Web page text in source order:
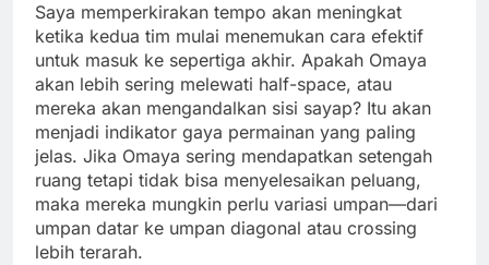
Saya memperkirakan tempo akan meningkat
ketika kedua tim mulai menemukan cara efektif
untuk masuk ke sepertiga akhir. Apakah Omaya
akan lebih sering melewati half-space, atau
mereka akan mengandalkan sisi sayap? Itu akan
menjadi indikator gaya permainan yang paling
jelas. Jika Omaya sering mendapatkan setengah
ruang tetapi tidak bisa menyelesaikan peluang,
maka mereka mungkin perlu variasi umpan—dari
umpan datar ke umpan diagonal atau crossing
lebih terarah.